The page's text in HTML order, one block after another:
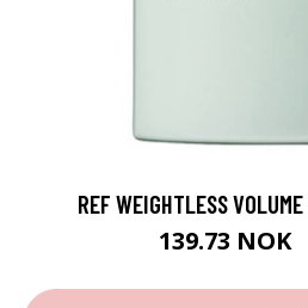
REF WEIGHTLESS
139.73 NOK